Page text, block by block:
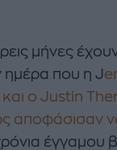
μήνες
ημέρα που η J
ο Justin
αποφάσισαν
έγγαμου